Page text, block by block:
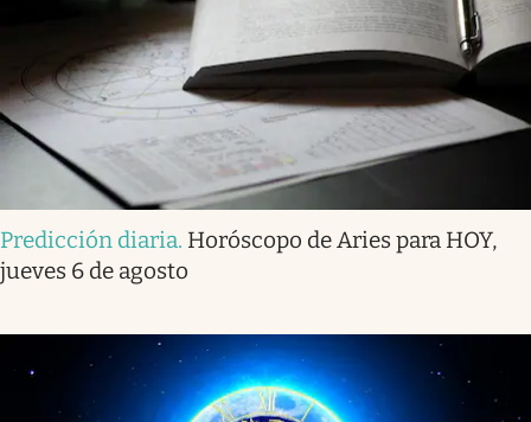
Predicción diaria. Horóscopo de Aries para HOY,
jueves 6 de agosto